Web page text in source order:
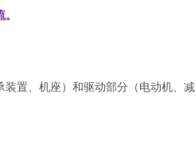
置、机座）和驱动部分（电动机、